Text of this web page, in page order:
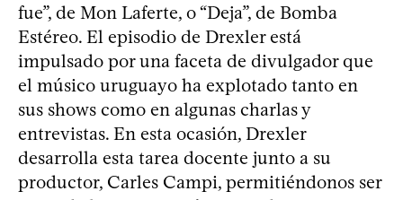
fue”, de Mon Laferte, o “Deja”, de Bomba
Estéreo. El episodio de Drexler está
impulsado por una faceta de divulgador que
el músico uruguayo ha explotado tanto en
sus shows como en algunas charlas y
entrevistas. En esta ocasión, Drexler
desarrolla esta tarea docente junto a su
productor, Carles Campi, permitiéndonos ser